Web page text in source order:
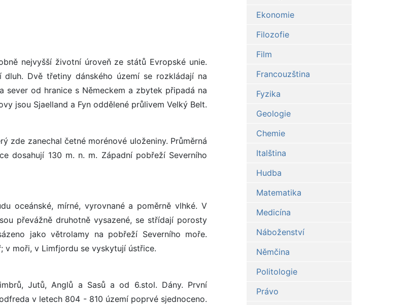
nejvyšší životní úroveň ze států Evropské unie.
Dvě třetiny dánského území se rozkládají na
od hranice s Německem a zbytek připadá na
jsou Sjaelland a Fyn oddělené průlivem Velký Belt.
zde zanechal četné morénové uloženiny. Průměrná
dosahují 130 m. n. m. Západní pobřeží Severního
oceánské, mírné, vyrovnané a poměrně vlhké. V
převážně druhotně vysazené, se střídají porosty
jako větrolamy na pobřeží Severního moře.
v moři, v Limfjordu se vyskytují ústřice.
Jutů, Anglů a Sasů a od 6.stol. Dány. První
v letech 804 - 810 území poprvé sjednoceno.
Ekonomie
Filozofie
Film
Francouzština
Fyzika
Geologie
Chemie
Italština
Hudba
Matematika
Medicína
Náboženství
Němčina
Politologie
Právo